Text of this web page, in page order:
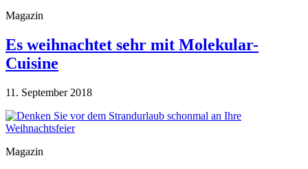
Magazin
Es weihnachtet sehr mit Molekular-
Cuisine
11. September 2018
Magazin